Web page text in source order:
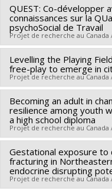
Katherine Frohlich,
Kristel Tardif-Grenier,
Anne-Sophie Denault,
Sources de financement :
sciences humaines du
Programmes de
développement de
Chercheur principal :
Sources de financement :
Programmes de
organismes de
Soutien aux projets
QUEST: Co-développer
connaissances sur la
psychoSocial de Travail
Projet de recherche au Canada
Chercheur principal :
Co-chercheurs : Isabelle
Véronique Dupéré,
Sources de financement :
sciences humaines du
Programmes de
d'engagement
Levelling the Playing
free-play to emerge in
Projet de recherche au Canada
Chercheur principal :
Co-chercheurs : Juan
Fraser,Marie-Soleil
Evelyne de
Sources de financement :
santé du Canada
Becoming an adult in
resilience among youth
a high school diploma
Projet de recherche au Canada
Chercheur principal :
Co-chercheurs : Michel
Lacourse,Isabelle
Gestational exposure to
fracturing in
endocrine disrupting
Projet de recherche au Canada